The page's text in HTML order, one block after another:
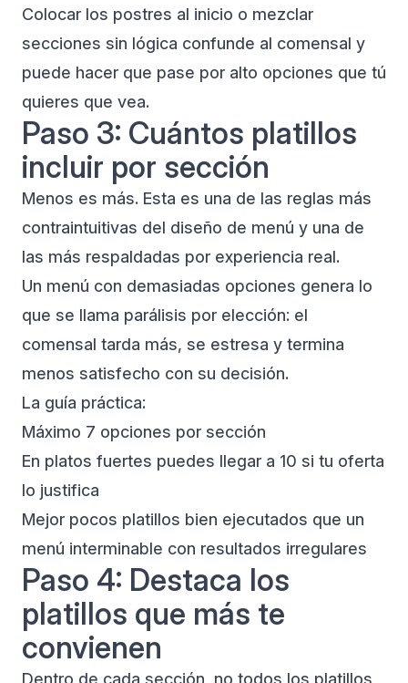
Colocar los postres al inicio o mezclar
secciones sin lógica confunde al comensal y
puede hacer que pase por alto opciones que tú
quieres que vea.
Paso 3: Cuántos platillos
incluir por sección
Menos es más. Esta es una de las reglas más
contraintuitivas del diseño de menú y una de
las más respaldadas por experiencia real.
Un menú con demasiadas opciones genera lo
que se llama parálisis por elección: el
comensal tarda más, se estresa y termina
menos satisfecho con su decisión.
La guía práctica:
Máximo 7 opciones por sección
En platos fuertes puedes llegar a 10 si tu oferta
lo justifica
Mejor pocos platillos bien ejecutados que un
menú interminable con resultados irregulares
Paso 4: Destaca los
platillos que más te
convienen
Dentro de cada sección, no todos los platillos